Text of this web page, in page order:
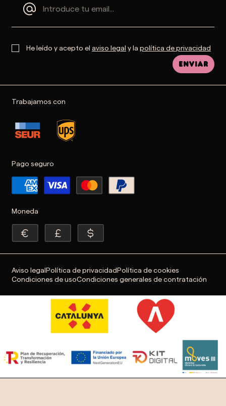
He leído y acepto el aviso legal y la política de privacidad
Enviar
Trabajamos con
Pago seguro
Moneda
Aviso legalPolítica de privacidadPolítica de cookies
Condiciones de usoCondiciones generales de contratación